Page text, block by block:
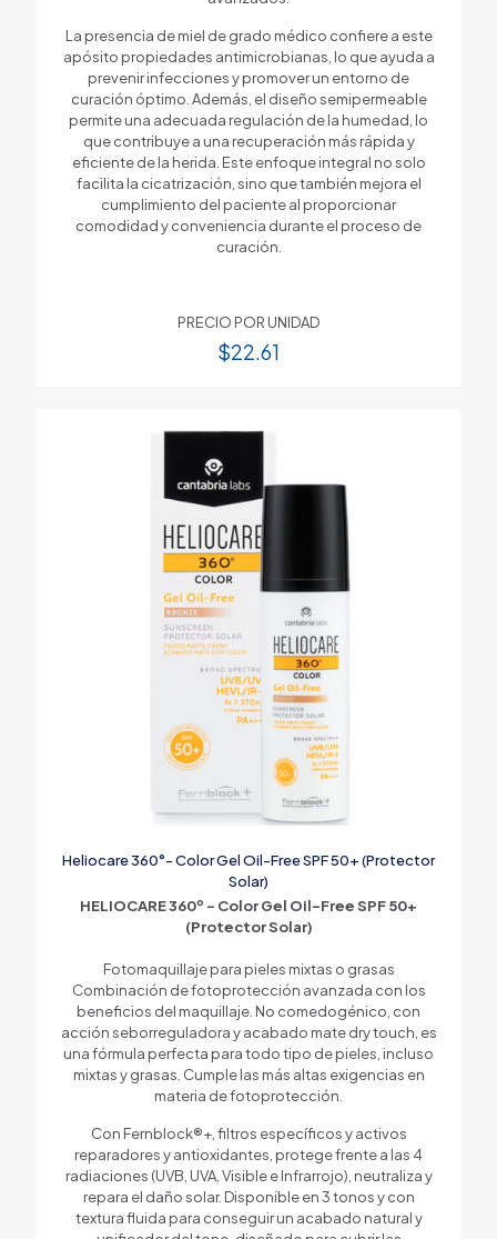
La presencia de miel de grado médico confiere a este
apósito propiedades antimicrobianas, lo que ayuda a
prevenir infecciones y promover un entorno de
curación óptimo. Además, el diseño semipermeable
permite una adecuada regulación de la humedad, lo
que contribuye a una recuperación más rápida y
eficiente de la herida. Este enfoque integral no solo
facilita la cicatrización, sino que también mejora el
cumplimiento del paciente al proporcionar
comodidad y conveniencia durante el proceso de
curación.
PRECIO POR UNIDAD
$22.61
Heliocare 360°- Color Gel Oil-Free SPF 50+ (Protector
Solar)
HELIOCARE 360º – Color Gel Oil-Free SPF 50+
(Protector Solar)
Fotomaquillaje para pieles mixtas o grasas
Combinación de fotoprotección avanzada con los
beneficios del maquillaje. No comedogénico, con
acción seborreguladora y acabado mate dry touch, es
una fórmula perfecta para todo tipo de pieles, incluso
mixtas y grasas. Cumple las más altas exigencias en
materia de fotoprotección.
Con Fernblock®+, filtros específicos y activos
reparadores y antioxidantes, protege frente a las 4
radiaciones (UVB, UVA, Visible e Infrarrojo), neutraliza y
repara el daño solar. Disponible en 3 tonos y con
textura fluida para conseguir un acabado natural y